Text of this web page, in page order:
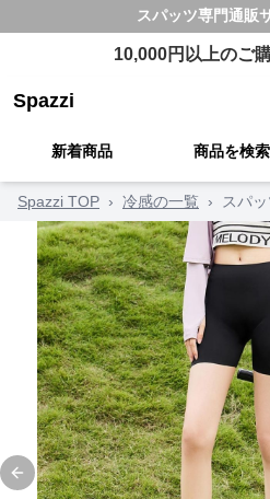
スパッツ専門通販
10,000円以上のご
Spazzi
新着商品 商品を検索
Spazzi TOP › 冷感の一覧 › スパ
Previous slide